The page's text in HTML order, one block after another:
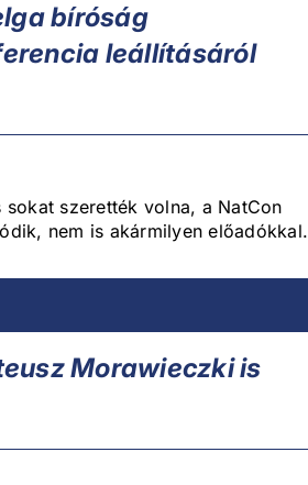
bíróság
leállításáról
szerették volna, a NatCon
nem is akármilyen előadókkal.
Morawieczki is